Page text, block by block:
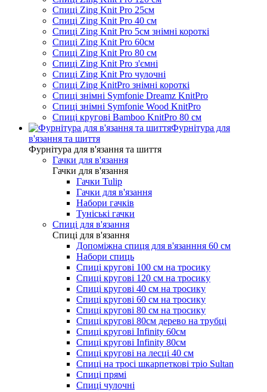
Спиці Zing Knit Pro 25см
Спиці Zing Knit Pro 40 см
Спиці Zing Knit Pro 5см знімні короткі
Спиці Zing Knit Pro 60см
Спиці Zing Knit Pro 80 см
Спиці Zing Knit Pro з'ємні
Спиці Zing Knit Pro чулочні
Спиці Zing KnitPro знімні короткі
Спиці знімні Symfonie Dreamz KnitPro
Спиці знімні Symfonie Wood KnitPro
Спиці кругові Bamboo KnitPro 80 см
Фурнітура для
в'язання та шиття
Фурнітура для в'язання та шиття
Гачки для в'язання
Гачки для в'язання
Гачки Tulip
Гачки для в'язання
Набори гачків
Туніські гачки
Спиці для в'язання
Спиці для в'язання
Допоміжна спиця для в'язанння 60 см
Набори спиць
Спиці кругові 100 см на тросику
Спиці кругові 120 см на тросику
Спиці кругові 40 см на тросику
Спиці кругові 60 см на тросику
Спиці кругові 80 см на тросику
Спиці кругові 80см дерево на трубці
Спиці кругові Infinity 60см
Спиці кругові Infinity 80см
Спиці кругові на лесці 40 см
Спиці на тросі шкарпеткові тріо Sultan
Спиці прямі
Спиці чулочні